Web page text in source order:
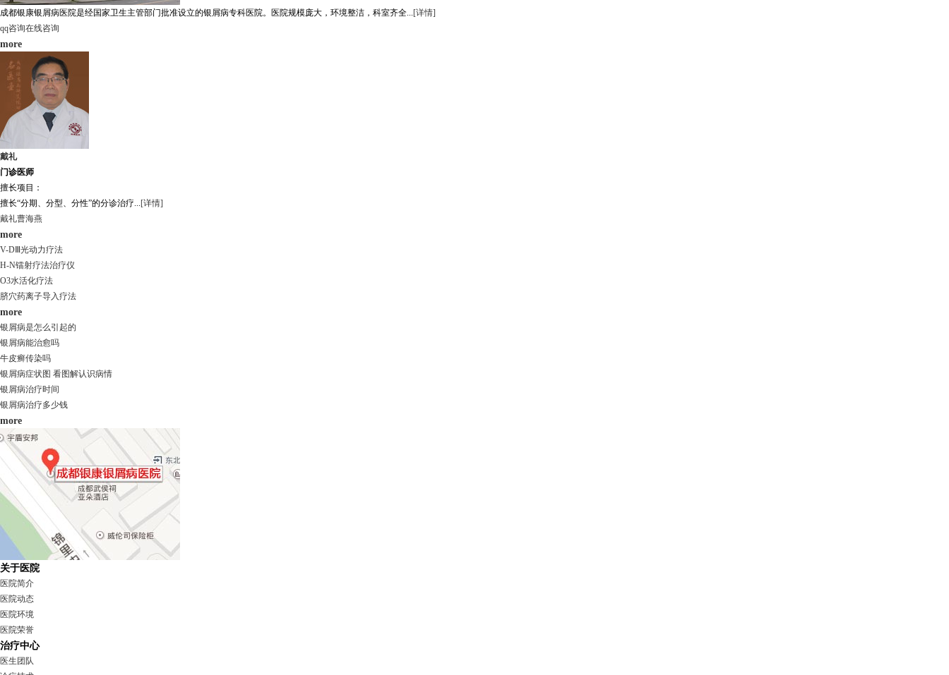
成都银康银屑病医院是经国家卫生主管部门批准设立的银屑病专科医院。医院规模庞大，环境整洁，科室齐全...[详情]
qq咨询在线咨询
more
戴礼
门诊医师
擅长项目：
擅长“分期、分型、分性”的分诊治疗...[详情]
戴礼曹海燕
more
V-DⅢ光动力疗法
H-N镭射疗法治疗仪
O3水活化疗法
脐穴药离子导入疗法
more
银屑病是怎么引起的
银屑病能治愈吗
牛皮癣传染吗
银屑病症状图 看图解认识病情
银屑病治疗时间
银屑病治疗多少钱
more
关于医院
医院简介
医院动态
医院环境
医院荣誉
治疗中心
医生团队